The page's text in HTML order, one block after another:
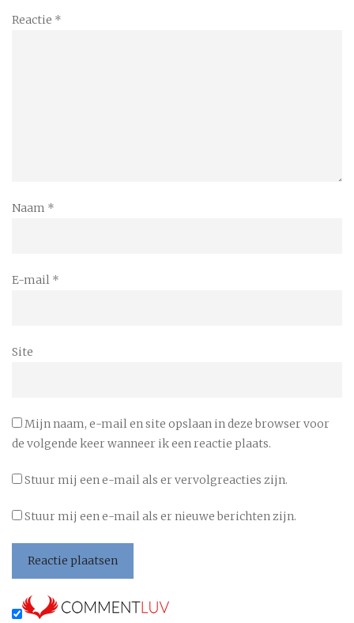
Reactie *
Naam *
E-mail *
Site
Mijn naam, e-mail en site opslaan in deze browser voor
de volgende keer wanneer ik een reactie plaats.
Stuur mij een e-mail als er vervolgreacties zijn.
Stuur mij een e-mail als er nieuwe berichten zijn.